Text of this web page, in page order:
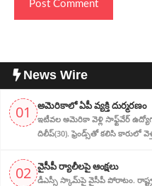
News Wire
01 అమెరికాలో ఏపీ వ్య‌క్తి దుర్మరణం
ఇటీవ‌ల అమెరికా వెళ్లి సాఫ్ట్‌వేర్
దిలీప్(30). ఫ్రెండ్స్‌తో క‌లిసి కారులో
02 వైసీపీ ర్యాలీల‌పై ఆంక్ష‌లు
డీఎస్సీ స్కామ్‌పై వైసీపీ పోరాటం.